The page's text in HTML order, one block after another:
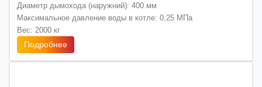
Диаметр дымохода (наружний): 400 мм
Максимальное давление воды в котле: 0,25 МПа
Вес: 2000 кг
Подробнее